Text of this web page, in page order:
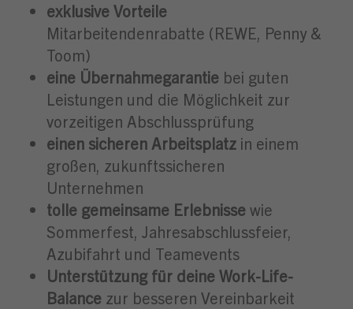
exklusive Vorteile
Mitarbeitendenrabatte (REWE, Penny &
Toom)
eine Übernahmegarantie bei guten
Leistungen und die Möglichkeit zur
vorzeitigen Abschlussprüfung
einen sicheren Arbeitsplatz in einem
großen, zukunftssicheren
Unternehmen
tolle gemeinsame Erlebnisse wie
Sommerfest, Jahresabschlussfeier,
Azubifahrt und Teamevents
Unterstützung für deine Work-Life-
Balance zur besseren Vereinbarkeit